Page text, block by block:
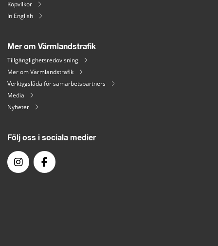
Köpvilkor
In English
Mer om Värmlandstrafik
Tillgänglighetsredovisning
Mer om Värmlandstrafik
Verktygslåda för samarbetspartners
Media
Nyheter
Följ oss i sociala medier